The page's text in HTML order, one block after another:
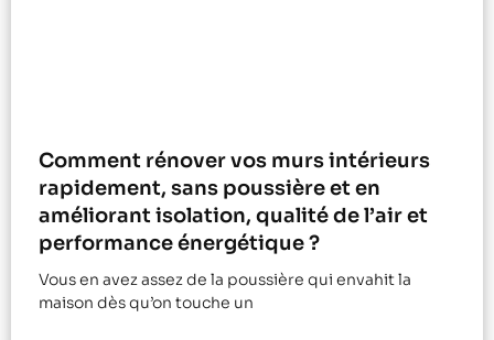
Comment rénover vos murs intérieurs
rapidement, sans poussière et en
améliorant isolation, qualité de l’air et
performance énergétique ?
Vous en avez assez de la poussière qui envahit la
maison dès qu’on touche un